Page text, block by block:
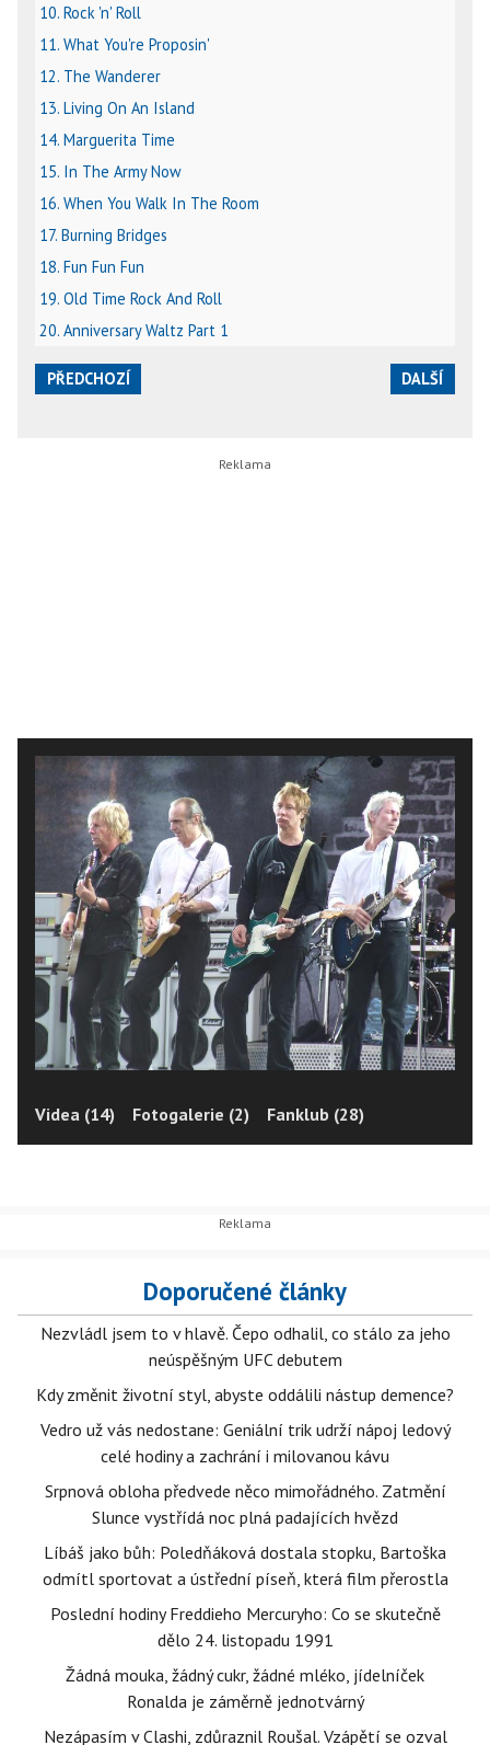
10. Rock 'n' Roll
11. What You're Proposin'
12. The Wanderer
13. Living On An Island
14. Marguerita Time
15. In The Army Now
16. When You Walk In The Room
17. Burning Bridges
18. Fun Fun Fun
19. Old Time Rock And Roll
20. Anniversary Waltz Part 1
PŘEDCHOZÍ DALŠÍ
Videa (14) Fotogalerie (2) Fanklub (28)
Doporučené články
Nezvládl jsem to v hlavě. Čepo odhalil, co stálo za jeho
neúspěšným UFC debutem
Kdy změnit životní styl, abyste oddálili nástup demence?
Vedro už vás nedostane: Geniální trik udrží nápoj ledový
celé hodiny a zachrání i milovanou kávu
Srpnová obloha předvede něco mimořádného. Zatmění
Slunce vystřídá noc plná padajících hvězd
Líbáš jako bůh: Poledňáková dostala stopku, Bartoška
odmítl sportovat a ústřední píseň, která film přerostla
Poslední hodiny Freddieho Mercuryho: Co se skutečně
dělo 24. listopadu 1991
Žádná mouka, žádný cukr, žádné mléko, jídelníček
Ronalda je záměrně jednotvárný
Nezápasím v Clashi, zdůraznil Roušal. Vzápětí se ozval